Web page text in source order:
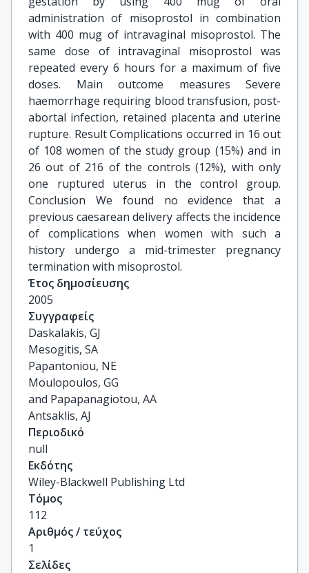
administration of misoprostol in combination
with 400 mug of intravaginal misoprostol. The
same dose of intravaginal misoprostol was
repeated every 6 hours for a maximum of five
doses. Main outcome measures Severe
haemorrhage requiring blood transfusion, post-
abortal infection, retained placenta and uterine
rupture. Result Complications occurred in 16 out
of 108 women of the study group (15%) and in
26 out of 216 of the controls (12%), with only
one ruptured uterus in the control group.
Conclusion We found no evidence that a
previous caesarean delivery affects the incidence
of complications when women with such a
history undergo a mid-trimester pregnancy
termination with misoprostol.
Έτος δημοσίευσης
2005
Συγγραφείς
Daskalakis, GJ
Mesogitis, SA
Papantoniou, NE
Moulopoulos, GG
and Papapanagiotou, AA
Antsaklis, AJ
Περιοδικό
null
Εκδότης
Wiley-Blackwell Publishing Ltd
Τόμος
112
Αριθμός / τεύχος
1
Σελίδες